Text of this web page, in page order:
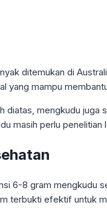
ditemukan di
yang mampu
diatas, mengkudu
masih perlu penelitian
6-8 gram mengkudu
terbukti efektif untuk